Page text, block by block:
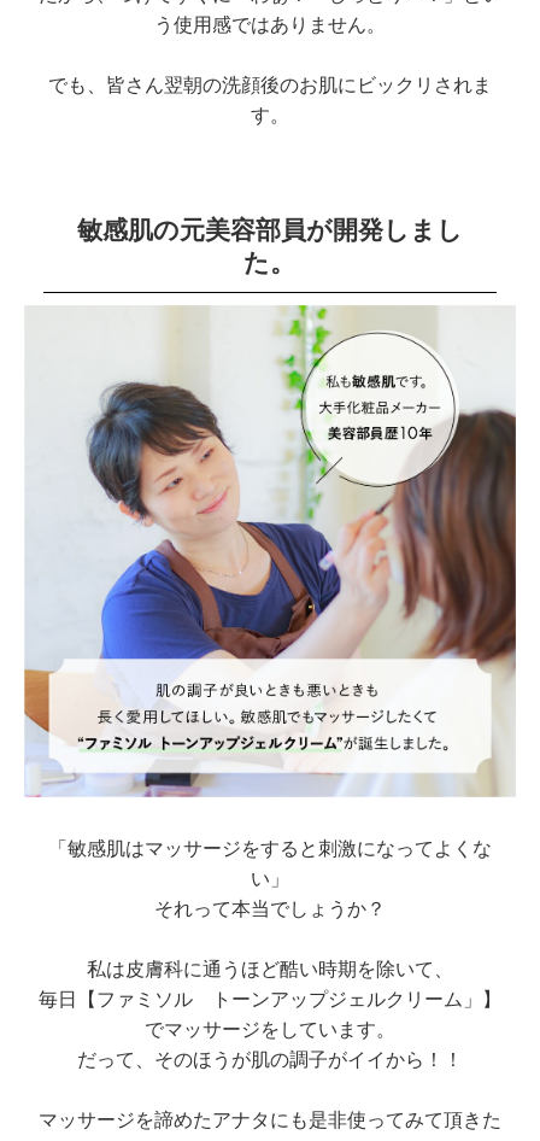
う使用感ではありません。
でも、皆さん翌朝の洗顔後のお肌にビックリされま
す。
敏感肌の元美容部員が開発しまし
た。
「敏感肌はマッサージをすると刺激になってよくな
い」
それって本当でしょうか？
私は皮膚科に通うほど酷い時期を除いて、
毎日【ファミソル トーンアップジェルクリーム」】
でマッサージをしています。
だって、そのほうが肌の調子がイイから！！
マッサージを諦めたアナタにも是非使ってみて頂きた